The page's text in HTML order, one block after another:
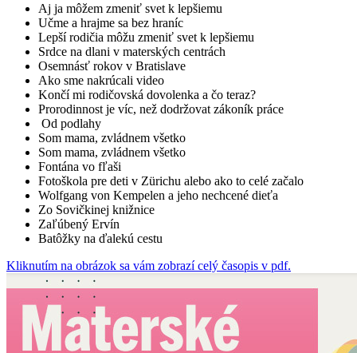
Aj ja môžem zmeniť svet k lepšiemu
Učme a hrajme sa bez hraníc
Lepší rodičia môžu zmeniť svet k lepšiemu
Srdce na dlani v materských centrách
Osemnásť rokov v Bratislave
Ako sme nakrúcali video
Končí mi rodičovská dovolenka a čo teraz?
Prorodinnost je víc, než dodržovat zákoník práce
Od podlahy
Som mama, zvládnem všetko
Som mama, zvládnem všetko
Fontána vo fľaši
Fotoškola pre deti v Zürichu alebo ako to celé začalo
Wolfgang von Kempelen a jeho nechcené dieťa
Zo Sovičkinej knižnice
Zaľúbený Ervín
Batôžky na ďalekú cestu
Kliknutím na obrázok sa vám zobrazí celý časopis v pdf.